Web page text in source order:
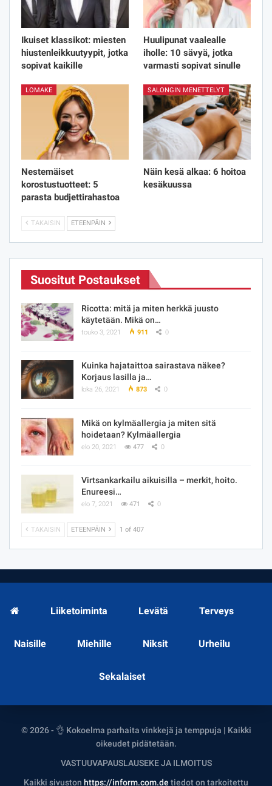
Ikuiset klassikot: miesten
hiustenleikkuutyypit, jotka
sopivat kaikille
Huulipunat vaalealle
iholle: 10 sävyä, jotka
varmasti sopivat sinulle
LOMAKE
Nestemäiset
korostustuotteet: 5
parasta budjettirahastoa
SALONGIN MENETTELYT
Näin kesä alkaa: 6 hoitoa
kesäkuussa
TAKAISIN ETEENPÄIN
Suositut Postaukset
Ricotta: mitä ja miten herkkä juusto
käytetään. Mikä on…
touko 3, 2021 911 0
Kuinka hajataittoa sairastava näkee?
Korjaus lasilla ja…
loka 26, 2021 873 0
Mikä on kylmäallergia ja miten sitä
hoidetaan? Kylmäallergia
elo 20, 2021 477 0
Virtsankarkailu aikuisilla – merkit, hoito.
Enureesi…
elo 7, 2021 471 0
TAKAISIN ETEENPÄIN 1 of 407
Liiketoiminta Levätä Terveys
Naisille Miehille Niksit Urheilu
Sekalaiset
© 2026 - 👌 Kokoelma parhaita vinkkejä ja temppuja | Kaikki
oikeudet pidätetään.
VASTUUVAPAUSLAUSEKE JA ILMOITUS
Kaikki sivuston https://inform.com.de tiedot on tarkoitettu